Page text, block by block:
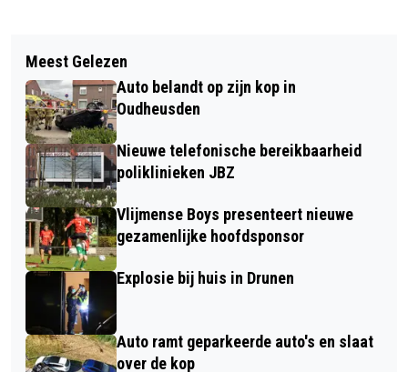
KOMEND WEEKEND 12E EXPOSITIE
FOTOCLUB PS4FUN
LANTAARNPALEN SCHEEFGETROKKEN
AAN DE D’OLTREMONTWEG IN
ELSHOUT
Meest Gelezen
Auto belandt op zijn kop in
Oudheusden
Nieuwe telefonische bereikbaarheid
poliklinieken JBZ
Vlijmense Boys presenteert nieuwe
gezamenlijke hoofdsponsor
Explosie bij huis in Drunen
Auto ramt geparkeerde auto's en slaat
over de kop